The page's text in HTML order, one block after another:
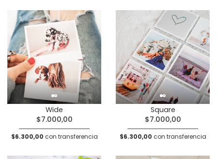
Wide
$7.000,00
$6.300,00 con transferencia
Square
$7.000,00
$6.300,00 con transferencia